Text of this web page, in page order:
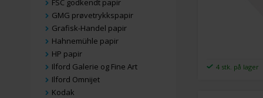
FSC godkendt papir
GMG prøvetrykkspapir
Grafisk-Handel papir
Hahnemühle papir
HP papir
Ilford Galerie og Fine Art
Ilford Omnijet
Kodak
4 stk. på lager